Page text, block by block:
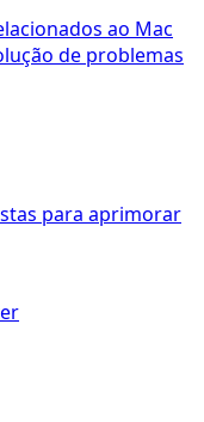
ao Mac
de problemas
para aprimorar